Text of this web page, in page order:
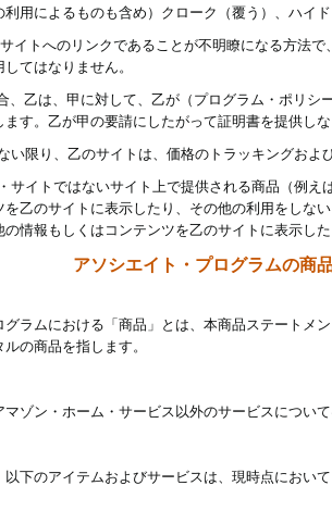
利用によるものも含め）クローク（覆う）、ハイ
イトへのリンクであることが不明瞭になる方法
てはなりません。
、乙は、甲に対して、乙が（プログラム・ポリ
ます。乙が甲の要請にしたがって証明書を提供し
い限り、乙のサイトは、価格のトラッキングお
サイトではないサイト上で提供される商品（例
を乙のサイトに表示したり、その他の利用をしな
の情報もしくはコンテンツを乙のサイトに表示し
アソシエイト・プログラムの商
グラムにおける「商品」とは、本商品ステートメ
の商品を指します。
ゾン・ホーム・サービス以外のサービスについ
下のアイテムおよびサービスは、現時点におい